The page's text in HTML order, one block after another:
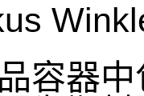
容器